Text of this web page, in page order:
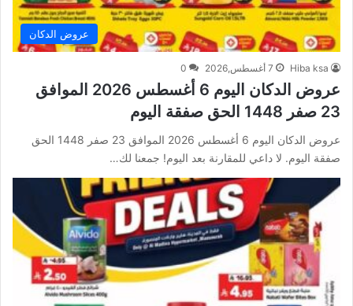
عروض الدكان
Hiba ksa 7 أغسطس,2026 0
عروض الدكان اليوم 6 أغسطس 2026 الموافق
23 صفر 1448 الحق صفقة اليوم
عروض الدكان اليوم 6 أغسطس 2026 الموافق 23 صفر 1448 الحق
صفقة اليوم. لا داعي للمقارنة بعد اليوم! جمعنا لك…